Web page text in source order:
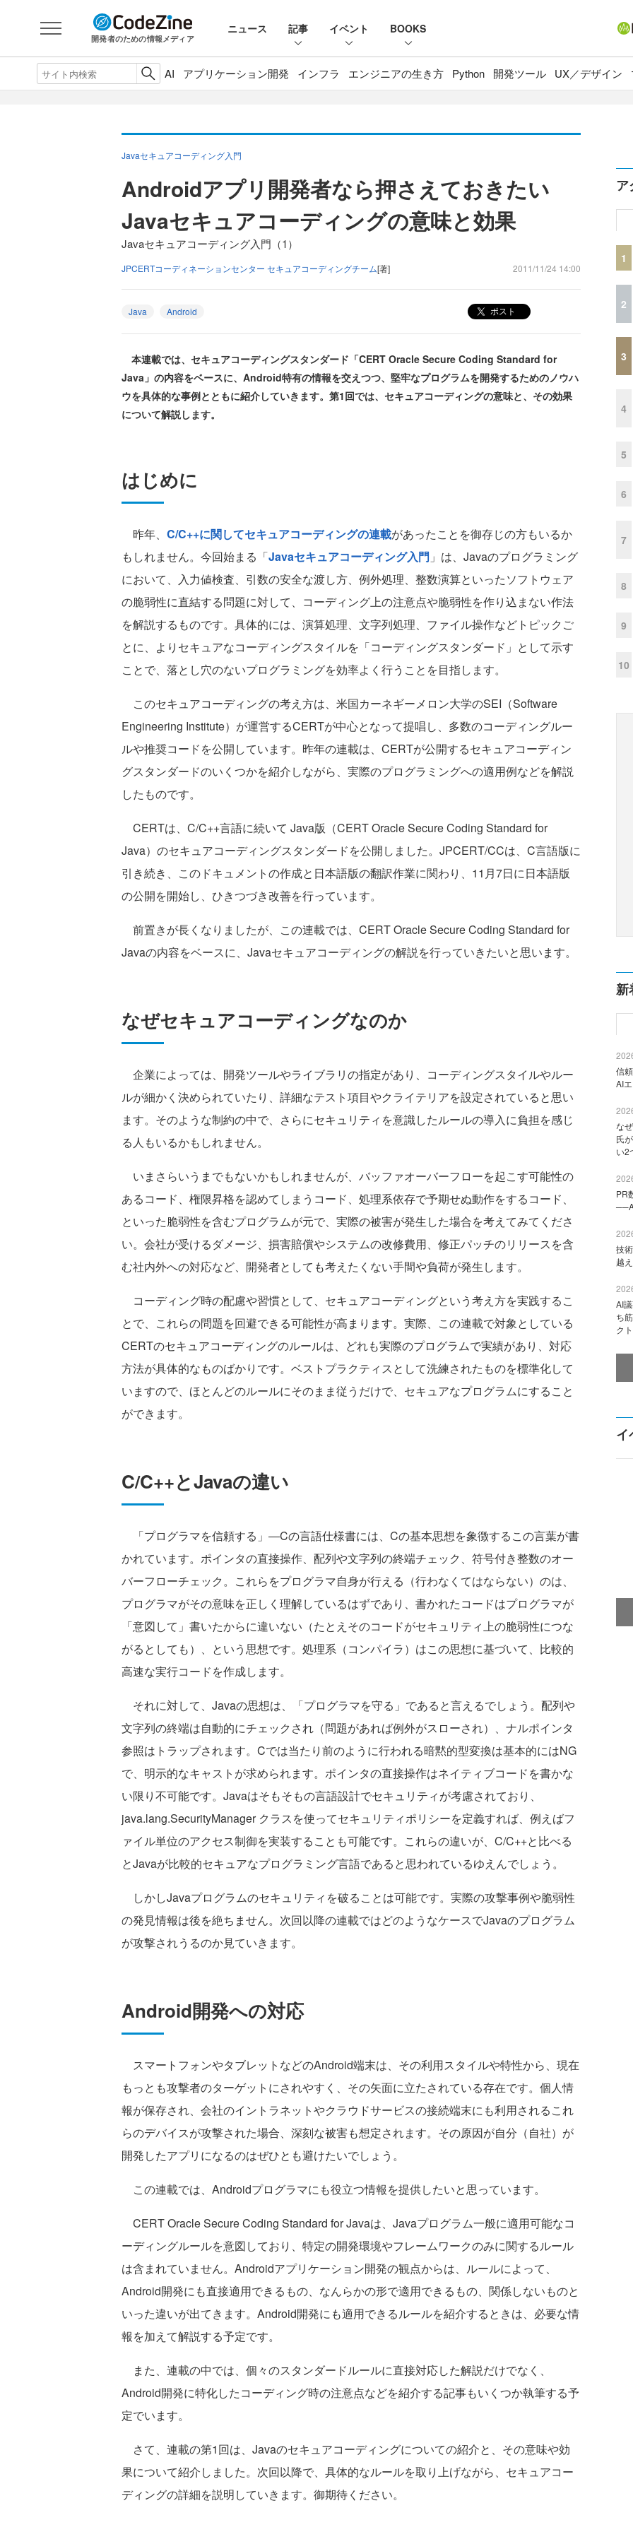
開発者のための情報メディア
ニュース 記事 イベント BOOKS
AI アプリケーション開発 インフラ エンジニアの生き方 Python 開発ツール UX／デザイン
Javaセキュアコーディング入門
Androidアプリ開発者なら押さえておきたい
Javaセキュアコーディングの意味と効果
Javaセキュアコーディング入門（1）
JPCERTコーディネーションセンター セキュアコーディングチーム[著] 2011/11/24 14:00
Java Android ポスト
本連載では、セキュアコーディングスタンダード「CERT Oracle Secure Coding Standard for
Java」の内容をベースに、Android特有の情報を交えつつ、堅牢なプログラムを開発するためのノウハ
ウを具体的な事例とともに紹介していきます。第1回では、セキュアコーディングの意味と、その効果
について解説します。
はじめに
昨年、 C/C++に関してセキュアコーディングの連載があったことを御存じの方もいるか
もしれません。今回始まる「Javaセキュアコーディング入門 」は、Javaのプログラミング
において、入力値検査、引数の安全な渡し方、例外処理、整数演算といったソフトウェア
の脆弱性に直結する問題に対して、コーディング上の注意点や脆弱性を作り込まない作法
を解説するものです。具体的には、演算処理、文字列処理、ファイル操作などトピックご
とに、よりセキュアなコーディングスタイルを「コーディングスタンダード」として示す
ことで、落とし穴のないプログラミングを効率よく行うことを目指します。
このセキュアコーディングの考え方は、米国カーネギーメロン大学のSEI（Software
Engineering Institute）が運営するCERTが中心となって提唱し、多数のコーディングルー
ルや推奨コードを公開しています。昨年の連載は、CERTが公開するセキュアコーディン
グスタンダードのいくつかを紹介しながら、実際のプログラミングへの適用例などを解説
したものです。
CERTは、C/C++言語に続いて Java版（CERT Oracle Secure Coding Standard for
Java）のセキュアコーディングスタンダードを公開しました。JPCERT/CCは、C言語版に
引き続き、このドキュメントの作成と日本語版の翻訳作業に関わり、11月7日に日本語版
の公開を開始し、ひきつづき改善を行っています。
前置きが長くなりましたが、この連載では、CERT Oracle Secure Coding Standard for
Javaの内容をベースに、Javaセキュアコーディングの解説を行っていきたいと思います。
なぜセキュアコーディングなのか
企業によっては、開発ツールやライブラリの指定があり、コーディングスタイルやルー
ルが細かく決められていたり、詳細なテスト項目やクライテリアを設定されていると思い
ます。そのような制約の中で、さらにセキュリティを意識したルールの導入に負担を感じ
る人もいるかもしれません。
いまさらいうまでもないかもしれませんが、バッファオーバーフローを起こす可能性の
あるコード、権限昇格を認めてしまうコード、処理系依存で予期せぬ動作をするコード、
といった脆弱性を含むプログラムが元で、実際の被害が発生した場合を考えてみてくださ
い。会社が受けるダメージ、損害賠償やシステムの改修費用、修正パッチのリリースを含
む社内外への対応など、開発者としても考えたくない手間や負荷が発生します。
コーディング時の配慮や習慣として、セキュアコーディングという考え方を実践するこ
とで、これらの問題を回避できる可能性が高まります。実際、この連載で対象としている
CERTのセキュアコーディングのルールは、どれも実際のプログラムで実績があり、対応
方法が具体的なものばかりです。ベストプラクティスとして洗練されたものを標準化して
いますので、ほとんどのルールにそのまま従うだけで、セキュアなプログラムにすること
ができます。
C/C++とJavaの違い
「プログラマを信頼する」―Cの言語仕様書には、Cの基本思想を象徴するこの言葉が書
かれています。ポインタの直接操作、配列や文字列の終端チェック、符号付き整数のオー
バーフローチェック。これらをプログラマ自身が行える（行わなくてはならない）のは、
プログラマがその意味を正しく理解しているはずであり、書かれたコードはプログラマが
「意図して」書いたからに違いない（たとえそのコードがセキュリティ上の脆弱性につな
がるとしても）、という思想です。処理系（コンパイラ）はこの思想に基づいて、比較的
高速な実行コードを作成します。
それに対して、Javaの思想は、「プログラマを守る」であると言えるでしょう。配列や
文字列の終端は自動的にチェックされ（問題があれば例外がスローされ）、ナルポインタ
参照はトラップされます。Cでは当たり前のように行われる暗黙的型変換は基本的にはNG
で、明示的なキャストが求められます。ポインタの直接操作はネイティブコードを書かな
い限り不可能です。Javaはそもそもの言語設計でセキュリティが考慮されており、
java.lang.SecurityManager クラスを使ってセキュリティポリシーを定義すれば、例えばフ
ァイル単位のアクセス制御を実装することも可能です。これらの違いが、C/C++と比べる
とJavaが比較的セキュアなプログラミング言語であると思われているゆえんでしょう。
しかしJavaプログラムのセキュリティを破ることは可能です。実際の攻撃事例や脆弱性
の発見情報は後を絶ちません。次回以降の連載ではどのようなケースでJavaのプログラム
が攻撃されうるのか見ていきます。
Android開発への対応
スマートフォンやタブレットなどのAndroid端末は、その利用スタイルや特性から、現在
もっとも攻撃者のターゲットにされやすく、その矢面に立たされている存在です。個人情
報が保存され、会社のイントラネットやクラウドサービスの接続端末にも利用されるこれ
らのデバイスが攻撃された場合、深刻な被害も想定されます。その原因が自分（自社）が
開発したアプリになるのはぜひとも避けたいでしょう。
この連載では、Androidプログラマにも役立つ情報を提供したいと思っています。
CERT Oracle Secure Coding Standard for Javaは、Javaプログラム一般に適用可能なコ
ーディングルールを意図しており、特定の開発環境やフレームワークのみに関するルール
は含まれていません。Androidアプリケーション開発の観点からは、ルールによって、
Android開発にも直接適用できるもの、なんらかの形で適用できるもの、関係しないものと
いった違いが出てきます。Android開発にも適用できるルールを紹介するときは、必要な情
報を加えて解説する予定です。
また、連載の中では、個々のスタンダードルールに直接対応した解説だけでなく、
Android開発に特化したコーディング時の注意点などを紹介する記事もいくつか執筆する予
定でいます。
さて、連載の第1回は、Javaのセキュアコーディングについての紹介と、その意味や効
果について紹介しました。次回以降で、具体的なルールを取り上げながら、セキュアコー
ディングの詳細を説明していきます。御期待ください。
ア
1
2
3
4
5
6
7
8
9
10
新
信
AI
な
氏
い2
PR
技
越
AI
ち
ク
イ